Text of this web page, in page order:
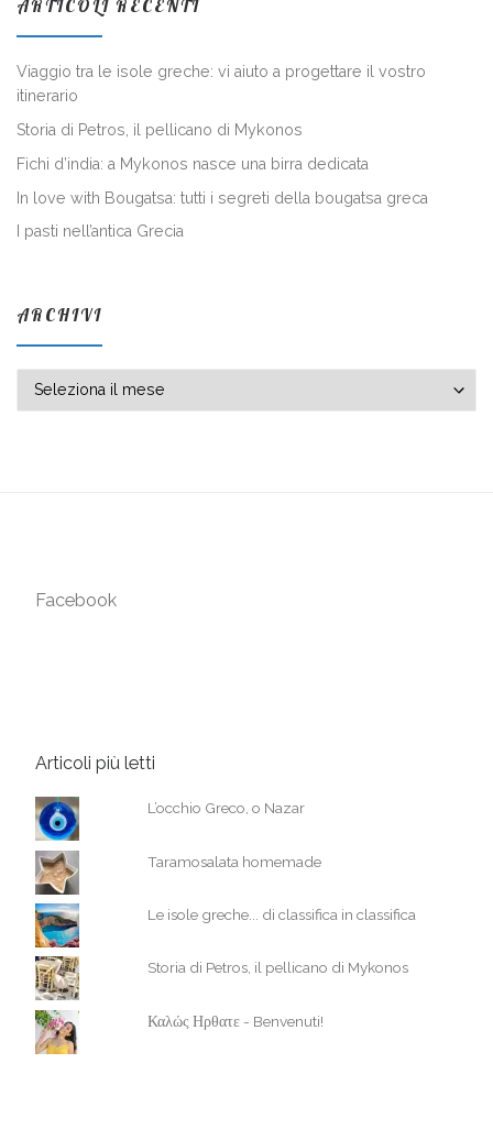
ARTICOLI RECENTI
Viaggio tra le isole greche: vi aiuto a progettare il vostro
itinerario
Storia di Petros, il pellicano di Mykonos
Fichi d’india: a Mykonos nasce una birra dedicata
In love with Bougatsa: tutti i segreti della bougatsa greca
I pasti nell’antica Grecia
ARCHIVI
Facebook
Articoli più letti
L’occhio Greco, o Nazar
Taramosalata homemade
Le isole greche... di classifica in classifica
Storia di Petros, il pellicano di Mykonos
Καλώς Ηρθατε - Benvenuti!